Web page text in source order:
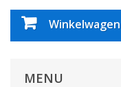
Winkelwagen
MENU